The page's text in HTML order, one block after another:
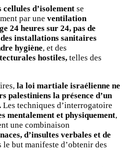
cellules d’isolement se
par une ventilation
24 heures sur 24, pas de
installations sanitaires
hygiène, et des
hostiles, telles des
la loi martiale israélienne ne
palestiniens la présence d’un
Les techniques d’interrogatoire
mentalement et physiquement,
une combinaison
d’insultes verbales et de
le but manifeste d’obtenir des